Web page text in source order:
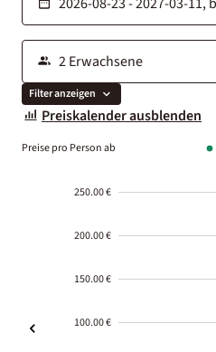
Filter anzeigen
Preiskalender ausblenden
Preise pro Person ab
250.00 €
200.00 €
150.00 €
100.00 €